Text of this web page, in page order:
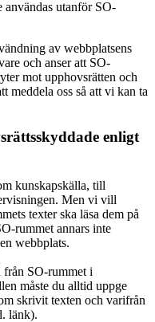
användas utanför SO-
av webbplatsens
och anser att SO-
mot upphovsrätten och
meddela oss så att vi kan ta
enligt
kunskapskälla, till
Men vi vill
texter ska läsa dem på
rummet annars inte
webbplats.
SO-rummet i
måste du alltid uppge
skrivit texten och varifrån
länk).